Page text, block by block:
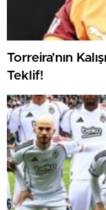
Torreira’nın
Teklif!